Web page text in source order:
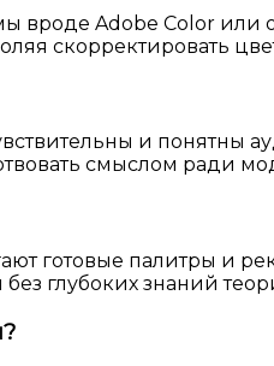
вроде Adobe Color или
скорректировать
и понятны
смыслом ради
готовые палитры и
глубоких знаний